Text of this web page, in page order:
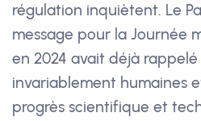
régulation inquiètent. Le
message pour la Journée
en 2024 avait déjà rappelé
invariablement humaines
progrès scientifique et